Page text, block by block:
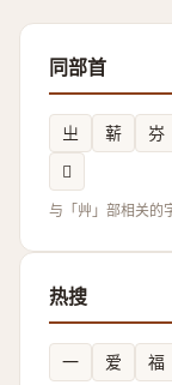
同部首
㞢 龩 㞣
𡴜
与「艸」部相关的
热搜
一 爱 福